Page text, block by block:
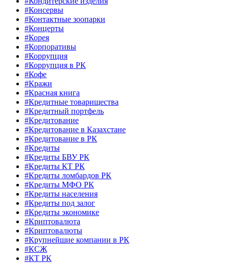
#Консервы
#Контактные зоопарки
#Концерты
#Корея
#Корпоративы
#Коррупция
#Коррупция в РК
#Кофе
#Кражи
#Красная книга
#Кредитные товарищества
#Кредитный портфель
#Кредитование
#Кредитование в Казахстане
#Кредитование в РК
#Кредиты
#Кредиты БВУ РК
#Кредиты КТ РК
#Кредиты ломбардов РК
#Кредиты МФО РК
#Кредиты населения
#Кредиты под залог
#Кредиты экономике
#Криптовалюта
#Криптовалюты
#Крупнейшие компании в РК
#КСЖ
#КТ РК